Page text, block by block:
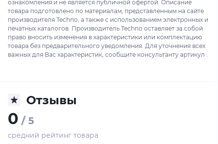
ознакомления и не является публичной офертой. Описание
товара подготовлено по материалам, представленным на сайте
производителя Techno, а также с использованием электронных и
печатных каталогов. Производитель Techno оставляет за собой
право вносить изменения в характеристики или комплектацию
товара без предварительного уведомления. Для уточнения всех
важных для Вас характеристик, сообщите консультанту артикул .
Отзывы
0 / 5
средний рейтинг товара